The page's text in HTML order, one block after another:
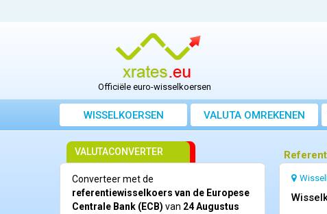
Officiële euro-wisselkoersen
WISSELKOERSEN VALUTA OMREKENEN
VALUTACONVERTER
Converteer met de
referentiewisselkoers van de Europese
Centrale Bank (ECB) van 24 Augustus